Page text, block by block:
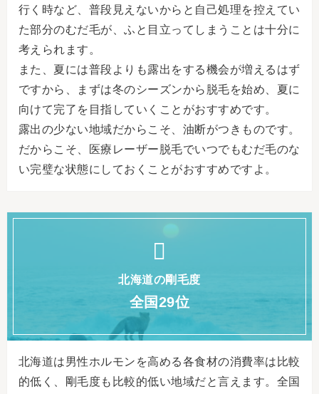
行く時など、普段見えないからと自己処理を控えてい
た部分のむだ毛が、ふと目立ってしまうことは十分に
考えられます。
また、夏には普段よりも露出をする機会が増えるはず
ですから、まずは冬のシーズンから脱毛を始め、夏に
向けて完了を目指していくことがおすすめです。
露出の少ない地域だからこそ、油断がつきものです。
だからこそ、医療レーザー脱毛でいつでもむだ毛のな
い完璧な状態にしておくことがおすすめですよ。
北海道の剛毛度
全国29位
北海道は男性ホルモンを高める各食材の消費率は比較
的低く、剛毛度も比較的低い地域だと言えます。全国